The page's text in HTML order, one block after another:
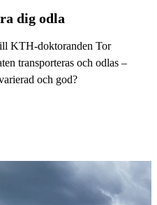
dig odla
KTH-doktoranden Tor
transporteras och odlas –
och god?